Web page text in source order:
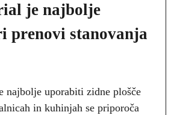
je najbolje
prenovi stanovanja
najbolje uporabiti zidne plošče
in kuhinjah se priporoča